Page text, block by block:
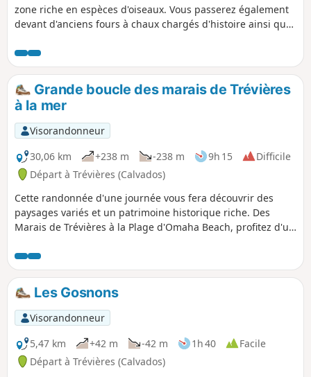
zone riche en espèces d'oiseaux. Vous passerez également
devant d'anciens fours à chaux chargés d'histoire ainsi que
Grande boucle des marais de Trévières
à la mer
Visorandonneur
30,06 km
+238 m -238 m 9h 15
Difficile
Départ à Trévières (Calvados)
Cette randonnée d'une journée vous fera découvrir des
paysages variés et un patrimoine historique riche. Des
Marais de Trévières à la Plage d'Omaha Beach, profitez d'un
Les Gosnons
Visorandonneur
5,47 km
+42 m -42 m 1h 40
Facile
Départ à Trévières (Calvados)